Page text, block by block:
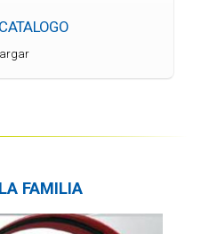
FAMILIA